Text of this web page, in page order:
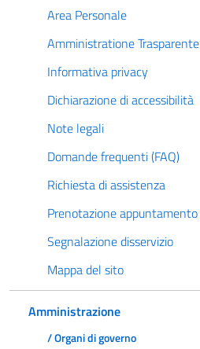
Area Personale
Amministratione Trasparente
Informativa privacy
Dichiarazione di accessibilità
Note legali
Domande frequenti (FAQ)
Richiesta di assistenza
Prenotazione appuntamento
Segnalazione disservizio
Mappa del sito
Amministrazione
/ Organi di governo